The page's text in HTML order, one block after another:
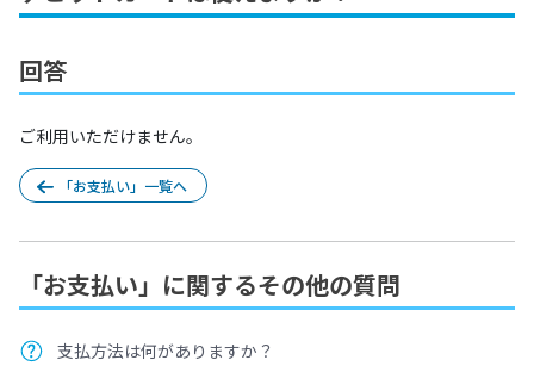
回答
ご利用いただけません。
「お支払い」一覧へ
「お支払い」に関するその他の質問
支払方法は何がありますか？